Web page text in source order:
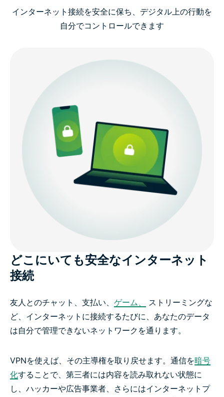
高度なVPNの仕組み（上級ユーザー向け）
無料VPNと有料VPNの違い：なぜ重要なのか
すべてのデバイスでExpressVPNを利用
ExpressVPNなら3ステップでVPNを簡単に始められ
ExpressVPNに関する利用者の声
FAQ：仮想プライベートネットワーク（VPN）につい
インターネット接続を安全に保ち、デジタル上の行動を
自分でコントロールできます
どこにいても安全なインターネット
接続
友人とのチャット、支払い、 ゲーム、
ストリーミングな
ど、インターネットに接続するたびに、あなたのデータ
は自分で管理できないネットワークを通ります。
VPNを使えば、その主導権を取り戻せます。通信を暗号
化することで、第三者には内容を読み取れない状態に
し、ハッカーや広告事業者、さらにはインターネットプ